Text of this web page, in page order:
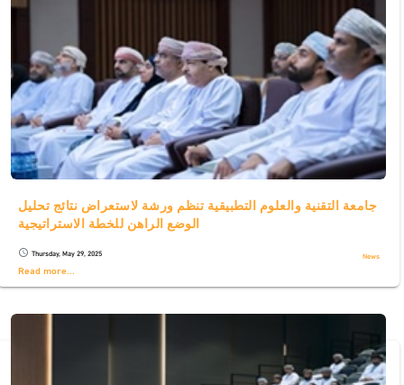
جامعة التقنية والعلوم التطبيقية تنظم ورشة لاستعراض نتائج تحليل
الوضع الراهن للخطة الاستراتيجية
schedule Thursday, May 29, 2025 News
Read more...